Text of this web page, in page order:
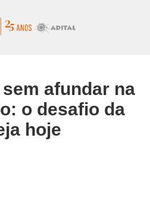
afundar na
o desafio da
hoje